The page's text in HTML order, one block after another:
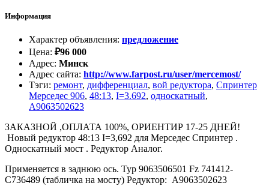
Информация
Характер объявления: предложение
Цена: ₽96 000
Адрес: Минск
Адрес сайта: http://www.farpost.ru/user/mercemost/
Тэги: ремонт, дифференциал, вой редуктора, Спринтер
Мерседес 906, 48:13, I=3.692, односкатный,
A9063502623
ЗАКАЗНОЙ ,ОПЛАТА 100%, ОРИЕНТИР 17-25 ДНЕЙ!
Новый редуктор 48:13 I=3,692 для Мерседес Спринтер .
Односкатный мост . Редуктор Аналог.
Применяется в заднюю ось. Typ 9063506501 Fz 741412-
С736489 (табличка на мосту) Редуктор: A9063502623